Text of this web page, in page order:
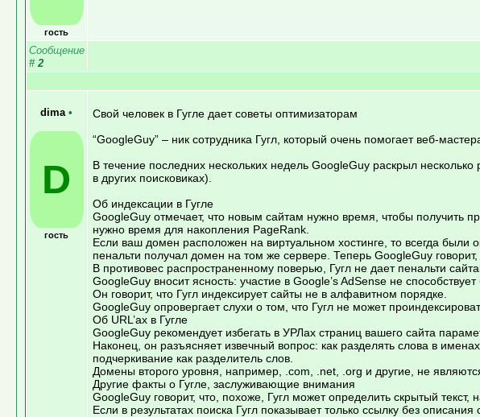
гость
Сообщение
# 2
dima •
D
гость
Свой человек в Гугле дает советы оптимизаторам
“GoogleGuy” – ник сотрудника Гугл, который очень помогает веб-
В течение последних нескольких недель GoogleGuy раскрыл
в других поисковиках).
Об индексации в Гугле
GoogleGuy отмечает, что новым сайтам нужно время, чтобы получить
нужно время для накопления PageRank.
Если ваш домен расположен на виртуальном хостинге, то всегда были
пенальти получал домен на том же сервере. Теперь GoogleGuy
В противовес распространенному поверью, Гугл не дает пенальти
GoogleGuy вносит ясность: участие в Google’s AdSense не
Он говорит, что Гугл индексирует сайты не в алфавитном порядке.
GoogleGuy опровергает слухи о том, что Гугл не может
Об URL’ах в Гугле
GoogleGuy рекомендует избегать в УРЛах страниц вашего сайта
Наконец, он разъясняет извечный вопрос: как разделять слова в
подчеркивание как разделитель слов.
Домены второго уровня, например, .com, .net, .org и другие, не
Другие факты о Гугле, заслуживающие внимания
GoogleGuy говорит, что, похоже, Гугл может определить скрытый
Если в результатах поиска Гугл показывает только ссылку без